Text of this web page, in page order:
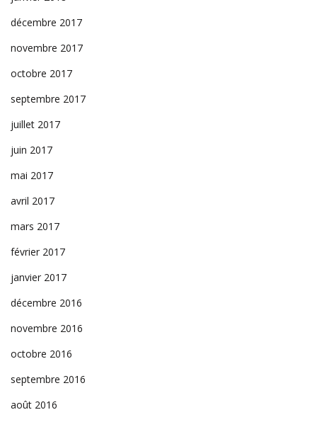
décembre 2017
novembre 2017
octobre 2017
septembre 2017
juillet 2017
juin 2017
mai 2017
avril 2017
mars 2017
février 2017
janvier 2017
décembre 2016
novembre 2016
octobre 2016
septembre 2016
août 2016